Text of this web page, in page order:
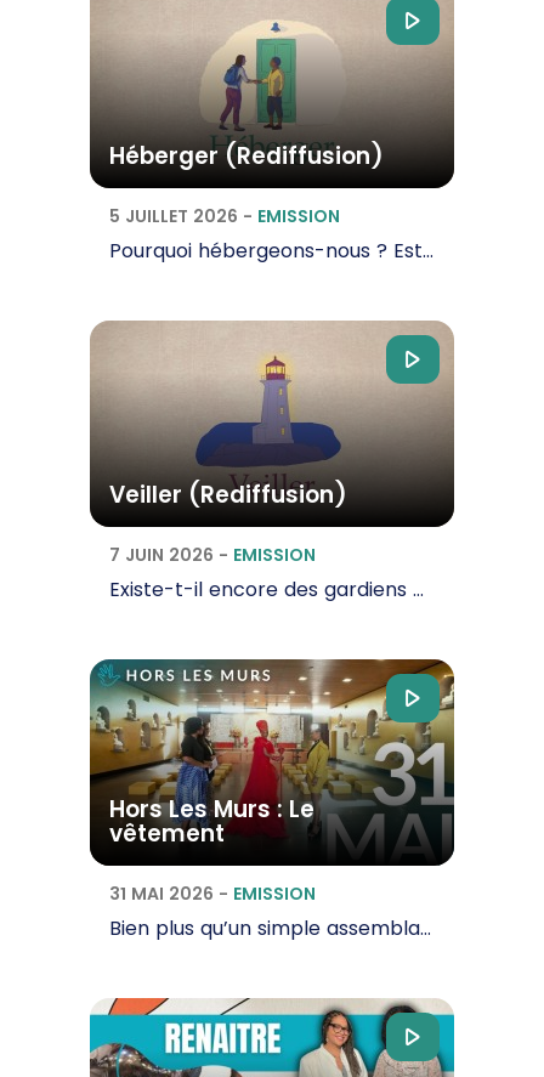
Héberger (Rediffusion)
5 JUILLET 2026 - EMISSION
Pourquoi hébergeons-nous ? Est-ce un simple geste d’accueil ou une véritable mission ?…
Veiller (Rediffusion)
7 JUIN 2026 - EMISSION
Existe-t-il encore des gardiens de phare dans les Outre-mer et en quoi consiste leur travail…
Hors Les Murs : Le
vêtement
31 MAI 2026 - EMISSION
Bien plus qu’un simple assemblage de tissus, le vêtement porte en lui une histoire, une mémoire…